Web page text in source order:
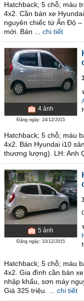
Hatchback; 5 chỗ; màu
4x2. Cần bán xe
nguyên chiếc từ Ấn Độ
mới. Bán ...
chi tiết
4 ảnh
Đăng ngày: 24/12/2015
Hatchback; 5 chỗ; màu
4x2. Bán Hyundai i10
thương lượng). LH: Anh
5 ảnh
Đăng ngày: 10/12/2015
Hatchback; 5 chỗ; màu
4x2. Gia đình cần bán
nhập khẩu, sơn máy
Giá 325 triệu. ...
chi tiết